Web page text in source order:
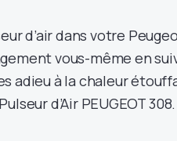
d’air dans votre
vous-même en
adieu à la chaleur
d’Air PEUGEOT 308.